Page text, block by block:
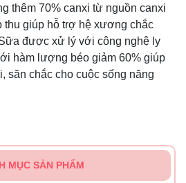
thêm 70% canxi từ nguồn canxi
giúp hỗ trợ hệ xương chắc
được xử lý với công nghệ ly
hàm lượng béo giảm 60% giúp
săn chắc cho cuộc sống năng
MỤC SẢN PHẨM